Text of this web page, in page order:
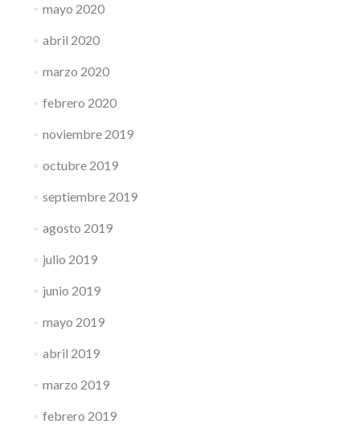
mayo 2020
abril 2020
marzo 2020
febrero 2020
noviembre 2019
octubre 2019
septiembre 2019
agosto 2019
julio 2019
junio 2019
mayo 2019
abril 2019
marzo 2019
febrero 2019